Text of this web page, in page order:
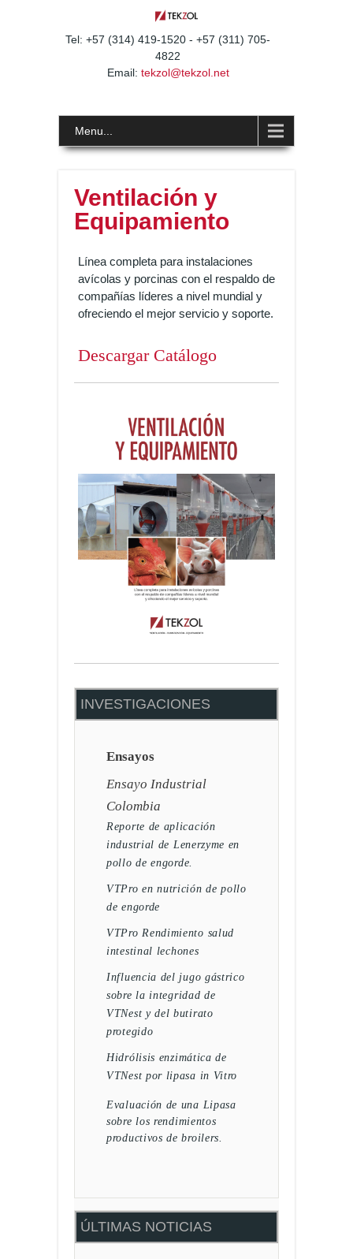
Tel: +57 (314) 419-1520 - +57 (311) 705-
4822
Email: tekzol@tekzol.net
Menu...
Ventilación y
Equipamiento
Línea completa para instalaciones
avícolas y porcinas con el respaldo de
compañías líderes a nivel mundial y
ofreciendo el mejor servicio y soporte.
Descargar Catálogo
INVESTIGACIONES
Ensayos
Ensayo Industrial
Colombia
Reporte de aplicación
industrial de Lenerzyme en
pollo de engorde.
VTPro en nutrición de pollo
de engorde
VTPro Rendimiento salud
intestinal lechones
Influencia del jugo gástrico
sobre la integridad de
VTNest y del butirato
protegido
Hidrólisis enzimática de
VTNest por lipasa in Vitro
Evaluación de una Lipasa
sobre los rendimientos
productivos de broilers.
ÚLTIMAS NOTICIAS